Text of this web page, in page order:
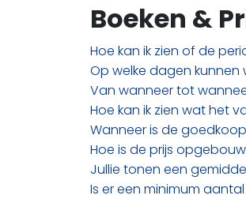
Boeken &
Hoe kan ik zien of de
Op welke dagen kunnen
Van wanneer tot
Hoe kan ik zien wat het
Wanneer is de
Hoe is de prijs
Jullie tonen een
Is er een minimum